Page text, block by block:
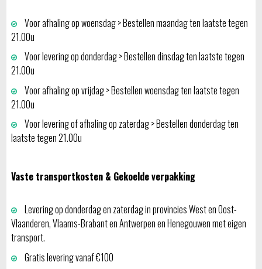
Voor afhaling op woensdag > Bestellen maandag ten laatste tegen
21.00u
Voor levering op donderdag > Bestellen dinsdag ten laatste tegen
21.00u
Voor afhaling op vrijdag > Bestellen woensdag ten laatste tegen
21.00u
Voor levering of afhaling op zaterdag > Bestellen donderdag ten
laatste tegen 21.00u
Vaste transportkosten & Gekoelde verpakking
Levering op donderdag en zaterdag in provincies West en Oost-
Vlaanderen, Vlaams-Brabant en Antwerpen en Henegouwen met eigen
transport.
Gratis levering vanaf €100